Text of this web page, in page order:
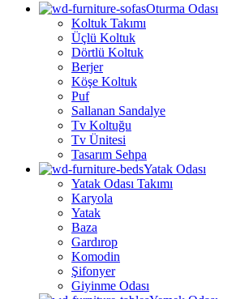
Oturma Odası
Koltuk Takımı
Üçlü Koltuk
Dörtlü Koltuk
Berjer
Köşe Koltuk
Puf
Sallanan Sandalye
Tv Koltuğu
Tv Ünitesi
Tasarım Sehpa
Yatak Odası
Yatak Odası Takımı
Karyola
Yatak
Baza
Gardırop
Komodin
Şifonyer
Giyinme Odası